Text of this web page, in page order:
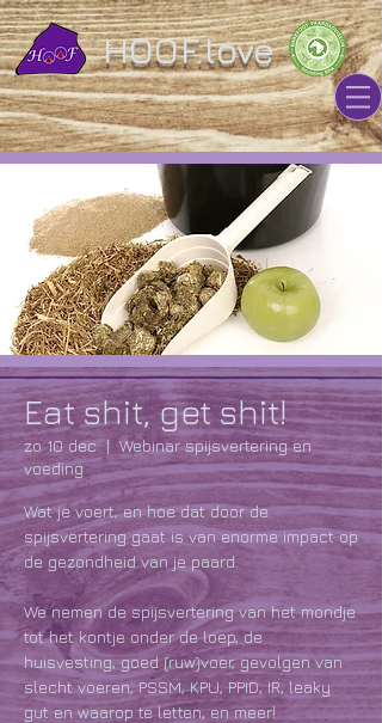
HOOF.love
Eat shit, get shit!
zo 10 dec
  |
Webinar spijsvertering en
voeding
Wat je voert, en hoe dat door de
spijsvertering gaat is van enorme impact op
de gezondheid van je paard.
We nemen de spijsvertering van het mondje
tot het kontje onder de loep, de
huisvesting, goed (ruw)voer, gevolgen van
slecht voeren, PSSM, KPU, PPID, IR, leaky
gut en waarop te letten, en meer!